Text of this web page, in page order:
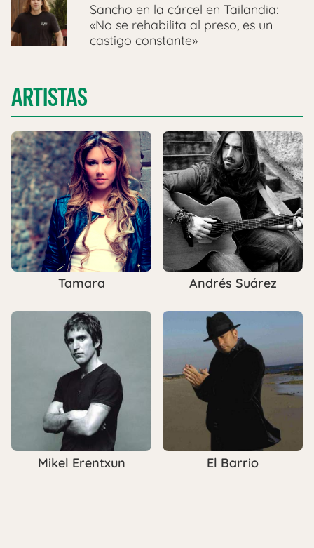
Sancho en la cárcel en Tailandia:
«No se rehabilita al preso, es un
castigo constante»
ARTISTAS
Tamara Andrés Suárez
Mikel Erentxun El Barrio